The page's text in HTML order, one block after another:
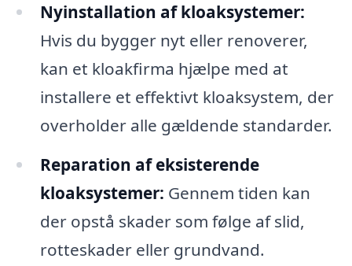
Nyinstallation af kloaksystemer:
Hvis du bygger nyt eller renoverer,
kan et kloakfirma hjælpe med at
installere et effektivt kloaksystem, der
overholder alle gældende standarder.
Reparation af eksisterende
kloaksystemer: Gennem tiden kan
der opstå skader som følge af slid,
rotteskader eller grundvand.